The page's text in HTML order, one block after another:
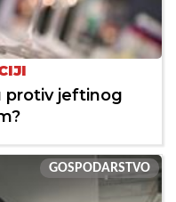
protiv jeftinog
GOSPODARSTVO